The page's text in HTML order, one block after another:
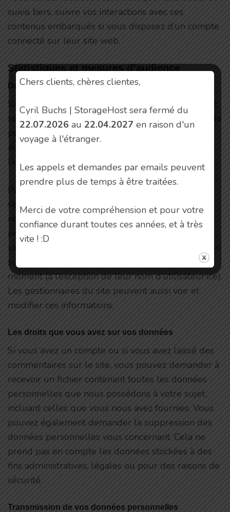
suivis tiers, suivre vos interactions avec ces
contenus embarqués si vous disposez d’un compte
connecté sur leur site web.
Statistiques et mesures d’audience
Durées de stockage de vos données
Si vous laissez un commentaire, le commentaire et
ses métadonnées sont conservés indéfiniment. Cela
permet de reconnaître et approuver
automatiquement les commentaires suivants au
lieu de les laisser dans la file de modération.
Pour les utilisateurs et utilisatrices qui
s’enregistrent sur notre site (si cela est possible),
nous stockons également les données
personnelles indiquées dans leur profil. Tous les
supprimer leurs informations personnelles à tout
moment (à l’exception de leur nom d’utilisateur·ice).
Les gestionnaires du site peuvent aussi voir et
modifier ces informations.
Les droits que vous avez sur vos données
Si vous avez un compte ou si vous avez laissé des
commentaires sur le site, vous pouvez demander à
recevoir un fichier contenant toutes les données
personnelles que nous possédons à votre sujet,
incluant celles que vous nous avez fournies. Vous
pouvez également demander la suppression des
données personnelles vous concernant. Cela ne
prend pas en compte les données stockées à des
fins administratives, légales ou pour des raisons de
sécurité.
Transmission de vos données personnelles
Chers clients, chères clientes,
Cyril Buchs | StorageHost sera fermé du
22.07.2026 au 22.04.2027 en raison d'un
voyage à l'étranger.
Les appels et demandes par emails peuvent
prendre plus de temps à être traitées.
Merci de votre compréhension et pour votre
confiance durant toutes ces années, et à très
vite ! :D